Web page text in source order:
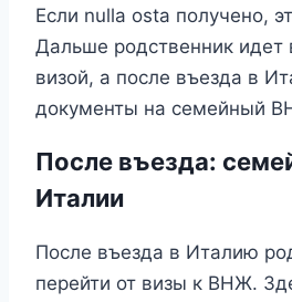
Если nulla osta получено,
Дальше родственник идет
визой, а после въезда в
документы на семейный
После въезда:
Италии
После въезда в Италию
перейти от визы к ВНЖ.